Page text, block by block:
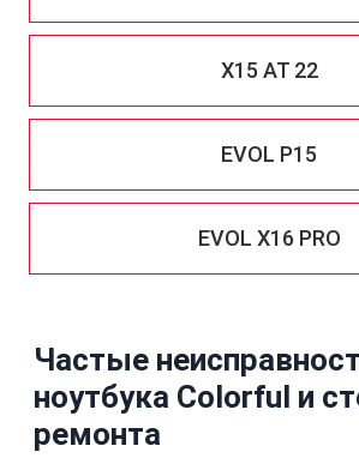
X15 AT 22
EVOL P15
EVOL X16 PRO
Частые
ноутбука Colorful и
ремонта